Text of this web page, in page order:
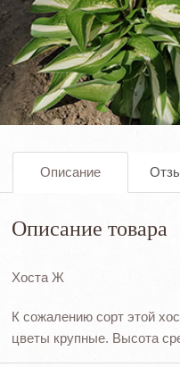
Описание
Описание товара
Хоста Ж
К сожалению сорт этой
цветы крупные. Высота